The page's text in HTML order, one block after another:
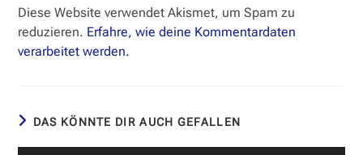
(optional)
Diese Website verwendet Akismet, um Spam zu
reduzieren. Erfahre, wie deine Kommentardaten
verarbeitet werden.
DAS KÖNNTE DIR AUCH GEFALLEN